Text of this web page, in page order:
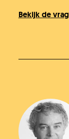
Bekijk de